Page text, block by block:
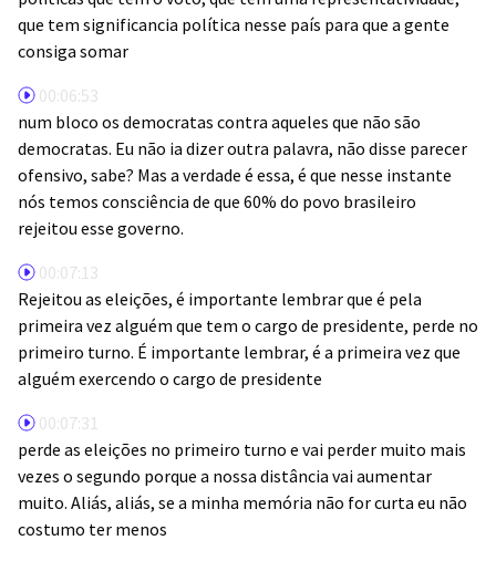
que tem significancia política nesse país para que a gente
consiga somar
00:06:53
num bloco os democratas contra aqueles que não são
democratas. Eu não ia dizer outra palavra, não disse parecer
ofensivo, sabe? Mas a verdade é essa, é que nesse instante
nós temos consciência de que 60% do povo brasileiro
rejeitou esse governo.
00:07:13
Rejeitou as eleições, é importante lembrar que é pela
primeira vez alguém que tem o cargo de presidente, perde no
primeiro turno. É importante lembrar, é a primeira vez que
alguém exercendo o cargo de presidente
00:07:31
perde as eleições no primeiro turno e vai perder muito mais
vezes o segundo porque a nossa distância vai aumentar
muito. Aliás, aliás, se a minha memória não for curta eu não
costumo ter menos